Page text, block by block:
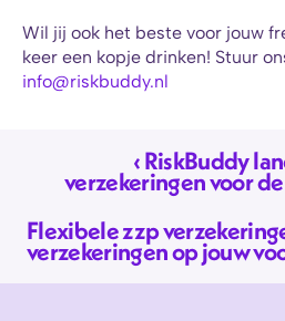
Wil jij ook het beste voor jouw
info@riskbuddy.nl
‹ RiskBuddy
verzekeringen voor
Flexibele zzp
verzekeringen op jouw